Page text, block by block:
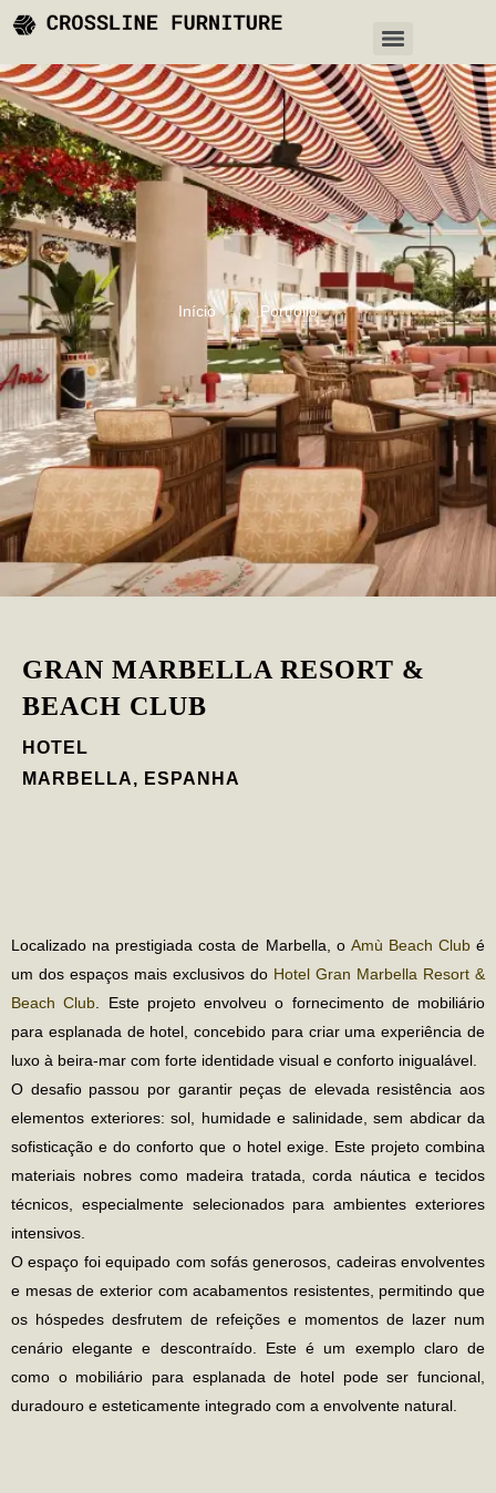
Início Portfólio
GRAN MARBELLA RESORT &
BEACH CLUB
HOTEL
MARBELLA, ESPANHA
Localizado na prestigiada costa de Marbella, o Amù Beach Clubé
um dos espaços mais exclusivos do Hotel Gran Marbella Resort &
Beach Club. Este projeto envolveu o fornecimento de mobiliário
para esplanada de hotel, concebido para criar uma experiência de
luxo à beira-mar com forte identidade visual e conforto inigualável.
O desafio passou por garantir peças de elevada resistência aos
elementos exteriores: sol, humidade e salinidade, sem abdicar da
sofisticação e do conforto que o hotel exige. Este projeto combina
materiais nobres como madeira tratada, corda náutica e tecidos
técnicos, especialmente selecionados para ambientes exteriores
intensivos.
O espaço foi equipado com sofás generosos, cadeiras envolventes
e mesas de exterior com acabamentos resistentes, permitindo que
os hóspedes desfrutem de refeições e momentos de lazer num
cenário elegante e descontraído. Este é um exemplo claro de
como o mobiliário para esplanada de hotel pode ser funcional,
duradouro e esteticamente integrado com a envolvente natural.